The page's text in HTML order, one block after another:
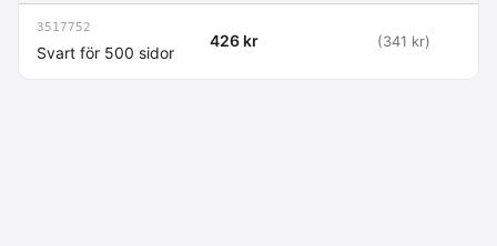
3517752
Svart för 500 sidor
426 kr (341 kr)